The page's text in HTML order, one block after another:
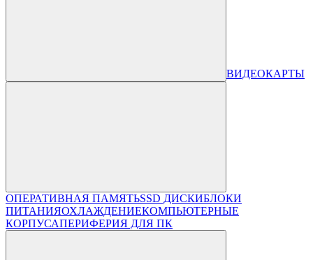
ВИДЕОКАРТЫ
ОПЕРАТИВНАЯ ПАМЯТЬSSD ДИСКИБЛОКИ
ПИТАНИЯОХЛАЖДЕНИЕКОМПЬЮТЕРНЫЕ
КОРПУСАПЕРИФЕРИЯ ДЛЯ ПК